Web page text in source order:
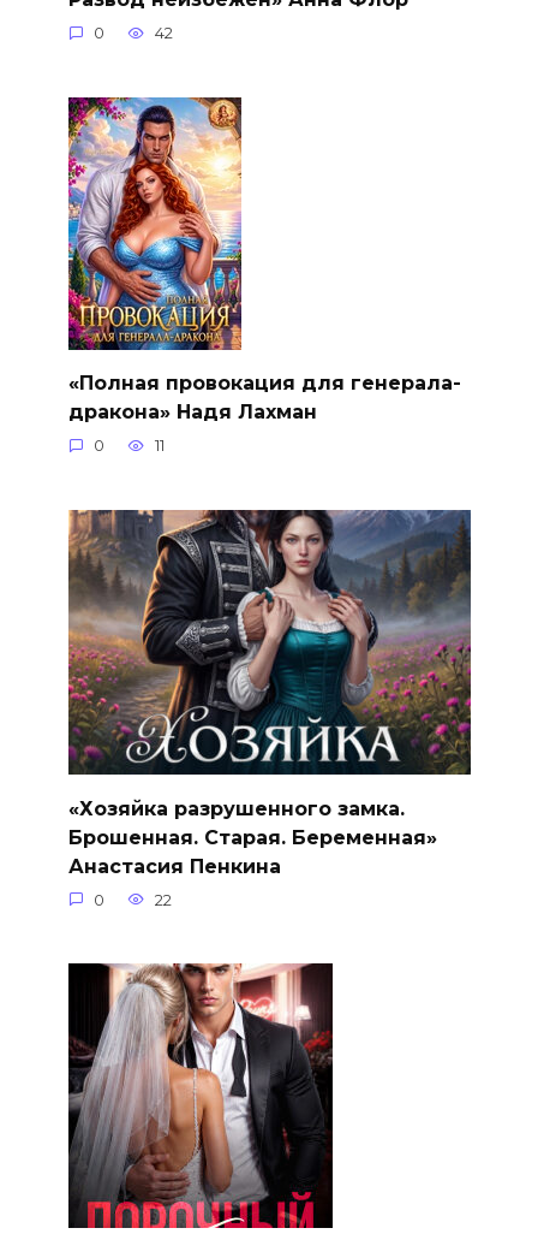
0 42
«Полная провокация для генерала-
дракона» Надя Лахман
0 11
«Хозяйка разрушенного замка.
Брошенная. Старая. Беременная»
Анастасия Пенкина
0 22